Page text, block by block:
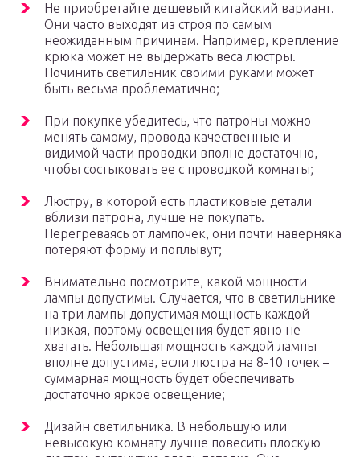
Не приобретайте дешевый китайский вариант.
Они часто выходят из строя по самым
неожиданным причинам. Например, крепление
крюка может не выдержать веса люстры.
Починить светильник своими руками может
быть весьма проблематично;
При покупке убедитесь, что патроны можно
менять самому, провода качественные и
видимой части проводки вполне достаточно,
чтобы состыковать ее с проводкой комнаты;
Люстру, в которой есть пластиковые детали
вблизи патрона, лучше не покупать.
Перегреваясь от лампочек, они почти наверняка
потеряют форму и поплывут;
Внимательно посмотрите, какой мощности
лампы допустимы. Случается, что в светильнике
на три лампы допустимая мощность каждой
низкая, поэтому освещения будет явно не
хватать. Небольшая мощность каждой лампы
вполне допустима, если люстра на 8-10 точек –
суммарная мощность будет обеспечивать
достаточно яркое освещение;
Дизайн светильника. В небольшую или
невысокую комнату лучше повесить плоскую